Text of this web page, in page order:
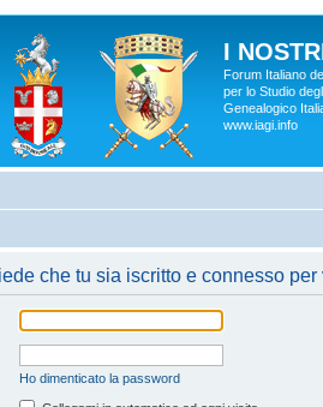
I
Forum Italiano
per lo Studio
Genealogico
www.iagi.info
che tu sia iscritto e connesso
Ho dimenticato la password